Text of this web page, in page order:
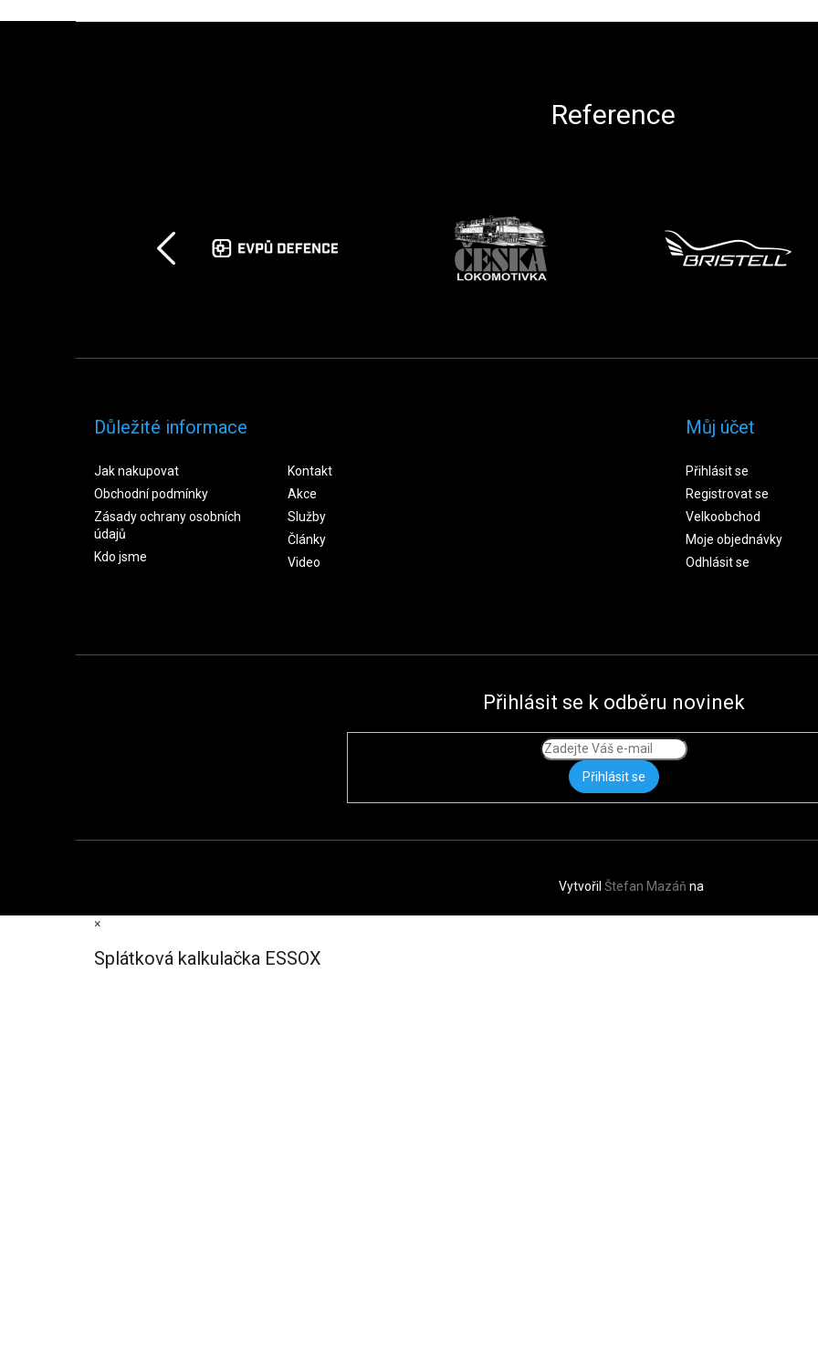
Reference
Důležité informace
Jak nakupovat
Obchodní podmínky
Zásady ochrany osobních
údajů
Kdo jsme
Kontakt
Akce
Služby
Články
Video
Můj účet
Přihlásit se
Registrovat se
Velkoobchod
Moje objednávky
Odhlásit se
Přihlásit se k odběru novinek
Přihlásit se
Vytvořil Štefan Mazáň na
×
Splátková kalkulačka ESSOX